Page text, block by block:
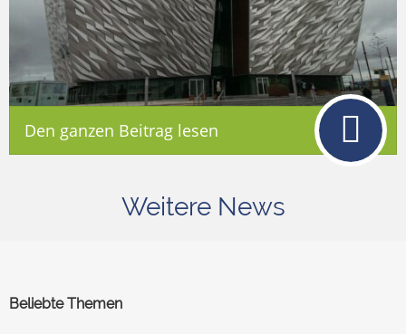
Den ganzen Beitrag lesen
Weitere News
Beliebte Themen